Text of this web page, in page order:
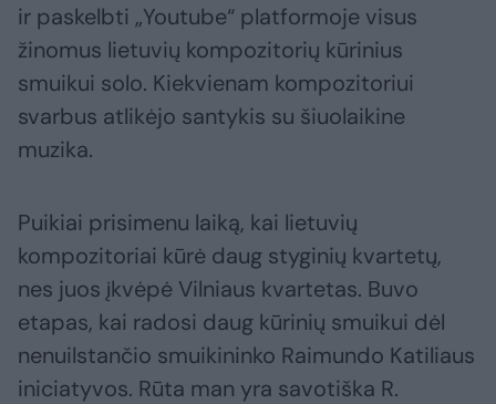
ir paskelbti „Youtube“ platformoje visus
žinomus lietuvių kompozitorių kūrinius
smuikui solo. Kiekvienam kompozitoriui
svarbus atlikėjo santykis su šiuolaikine
muzika.
Puikiai prisimenu laiką, kai lietuvių
kompozitoriai kūrė daug styginių kvartetų,
nes juos įkvėpė Vilniaus kvartetas. Buvo
etapas, kai radosi daug kūrinių smuikui dėl
nenuilstančio smuikininko Raimundo Katiliaus
iniciatyvos. Rūta man yra savotiška R.